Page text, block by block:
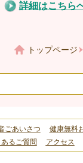
詳細はこちら
トップページ
ごあいさつ 健康無料
あるご質問
アクセス